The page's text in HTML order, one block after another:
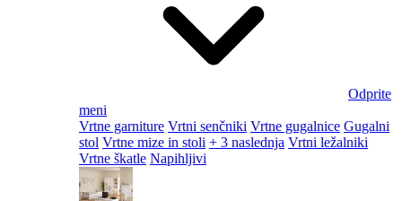
Odprite
meni
Vrtne garniture Vrtni senčniki Vrtne gugalnice Gugalni
stol Vrtne mize in stoli + 3 naslednja Vrtni ležalniki
Vrtne škatle Napihljivi